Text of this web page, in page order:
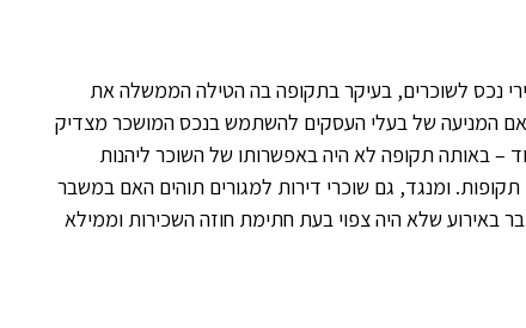
נכס לשוכרים, בעיקר בתקופה בה הטילה הממשלה את
המניעה של בעלי העסקים להשתמש בנכס המושכר מצדיק
– באותה תקופה לא היה באפשרותו של השוכר ליהנות
ומנגד, גם שוכרי דירות למגורים תוהים האם במשבר
באירוע שלא היה צפוי בעת חתימת חוזה השכירות וממילא